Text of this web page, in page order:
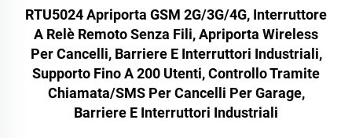
RTU5024 Apriporta GSM 2G/3G/4G, Interruttore
A Relè Remoto Senza Fili, Apriporta Wireless
Per Cancelli, Barriere E Interruttori Industriali,
Supporto Fino A 200 Utenti, Controllo Tramite
Chiamata/SMS Per Cancelli Per Garage,
Barriere E Interruttori Industriali